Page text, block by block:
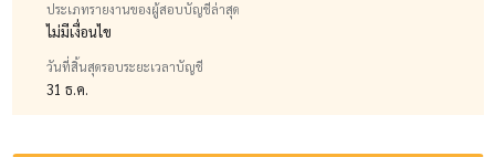
ประเภทรายงานของผู้สอบบัญชีล่าสุด
ไม่มีเงื่อนไข
วันที่สิ้นสุดรอบระยะเวลาบัญชี
31 ธ.ค.